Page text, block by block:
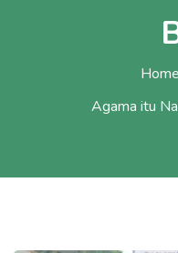
Home
Agama itu